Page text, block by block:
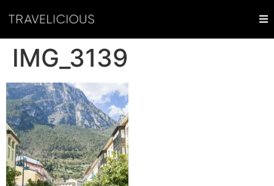
IMG_3139